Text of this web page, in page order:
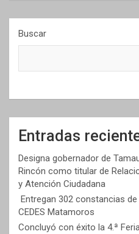
Buscar
Entradas
Designa gobernador de
Rincón como titular de
y Atención Ciudadana
Entregan 302 constancias
CEDES Matamoros
Concluyó con éxito la 4.ª